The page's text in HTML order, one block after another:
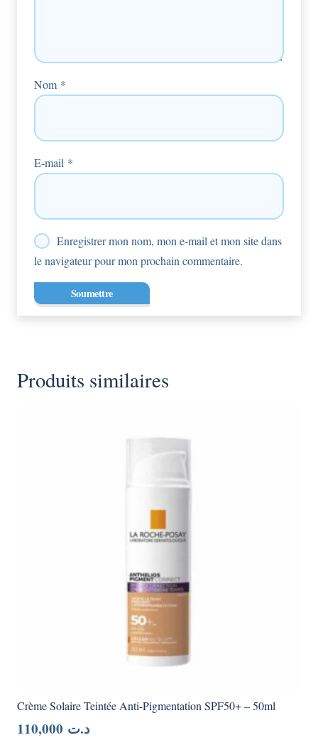
Nom *
E-mail *
Enregistrer mon nom, mon e-mail et mon site dans
le navigateur pour mon prochain commentaire.
Produits similaires
Crème Solaire Teintée Anti-Pigmentation SPF50+ – 50ml
د.ت